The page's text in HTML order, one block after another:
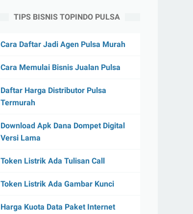
TIPS BISNIS TOPINDO PULSA
Cara Daftar Jadi Agen Pulsa Murah
Cara Memulai Bisnis Jualan Pulsa
Daftar Harga Distributor Pulsa
Termurah
Download Apk Dana Dompet Digital
Versi Lama
Token Listrik Ada Tulisan Call
Token Listrik Ada Gambar Kunci
Harga Kuota Data Paket Internet